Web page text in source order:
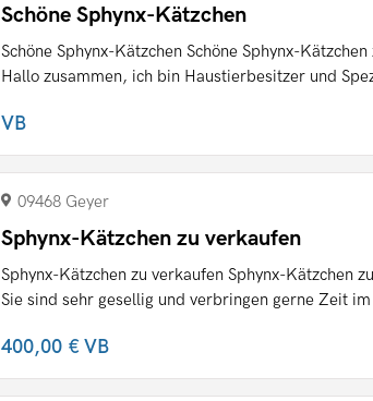
Schöne Sphynx-Kätzchen
Schöne Sphynx-Kätzchen Schöne Sphynx-
Hallo zusammen, ich bin Haustierbesitzer und
VB
09468 Geyer
Sphynx-Kätzchen zu verkaufen
Sphynx-Kätzchen zu verkaufen Sphynx-Kätzchen
Sie sind sehr gesellig und verbringen gerne Zeit
400,00 €VB